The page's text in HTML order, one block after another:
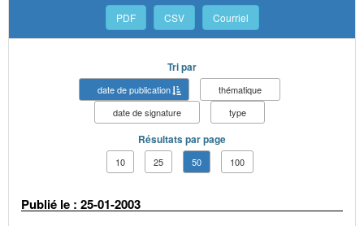
PDF CSV Courriel
Tri par
date de publication
thématique
date de signature
type
Résultats par page
10 25 50 100
Publié le : 25-01-2003